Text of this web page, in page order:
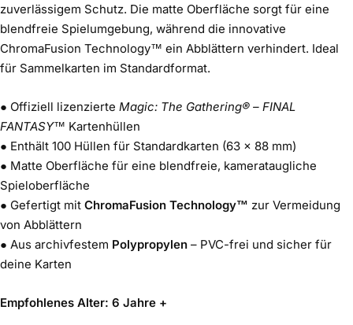
zuverlässigem Schutz. Die matte Oberfläche sorgt für eine
blendfreie Spielumgebung, während die innovative
ChromaFusion Technology™ ein Abblättern verhindert. Ideal
für Sammelkarten im Standardformat.
● Offiziell lizenzierte Magic: The Gathering® – FINAL
FANTASY™ Kartenhüllen
● Enthält 100 Hüllen für Standardkarten (63 × 88 mm)
● Matte Oberfläche für eine blendfreie, kamerataugliche
Spieloberfläche
● Gefertigt mit ChromaFusion Technology™ zur Vermeidung
von Abblättern
● Aus archivfestem Polypropylen – PVC-frei und sicher für
deine Karten
Empfohlenes Alter: 6 Jahre +